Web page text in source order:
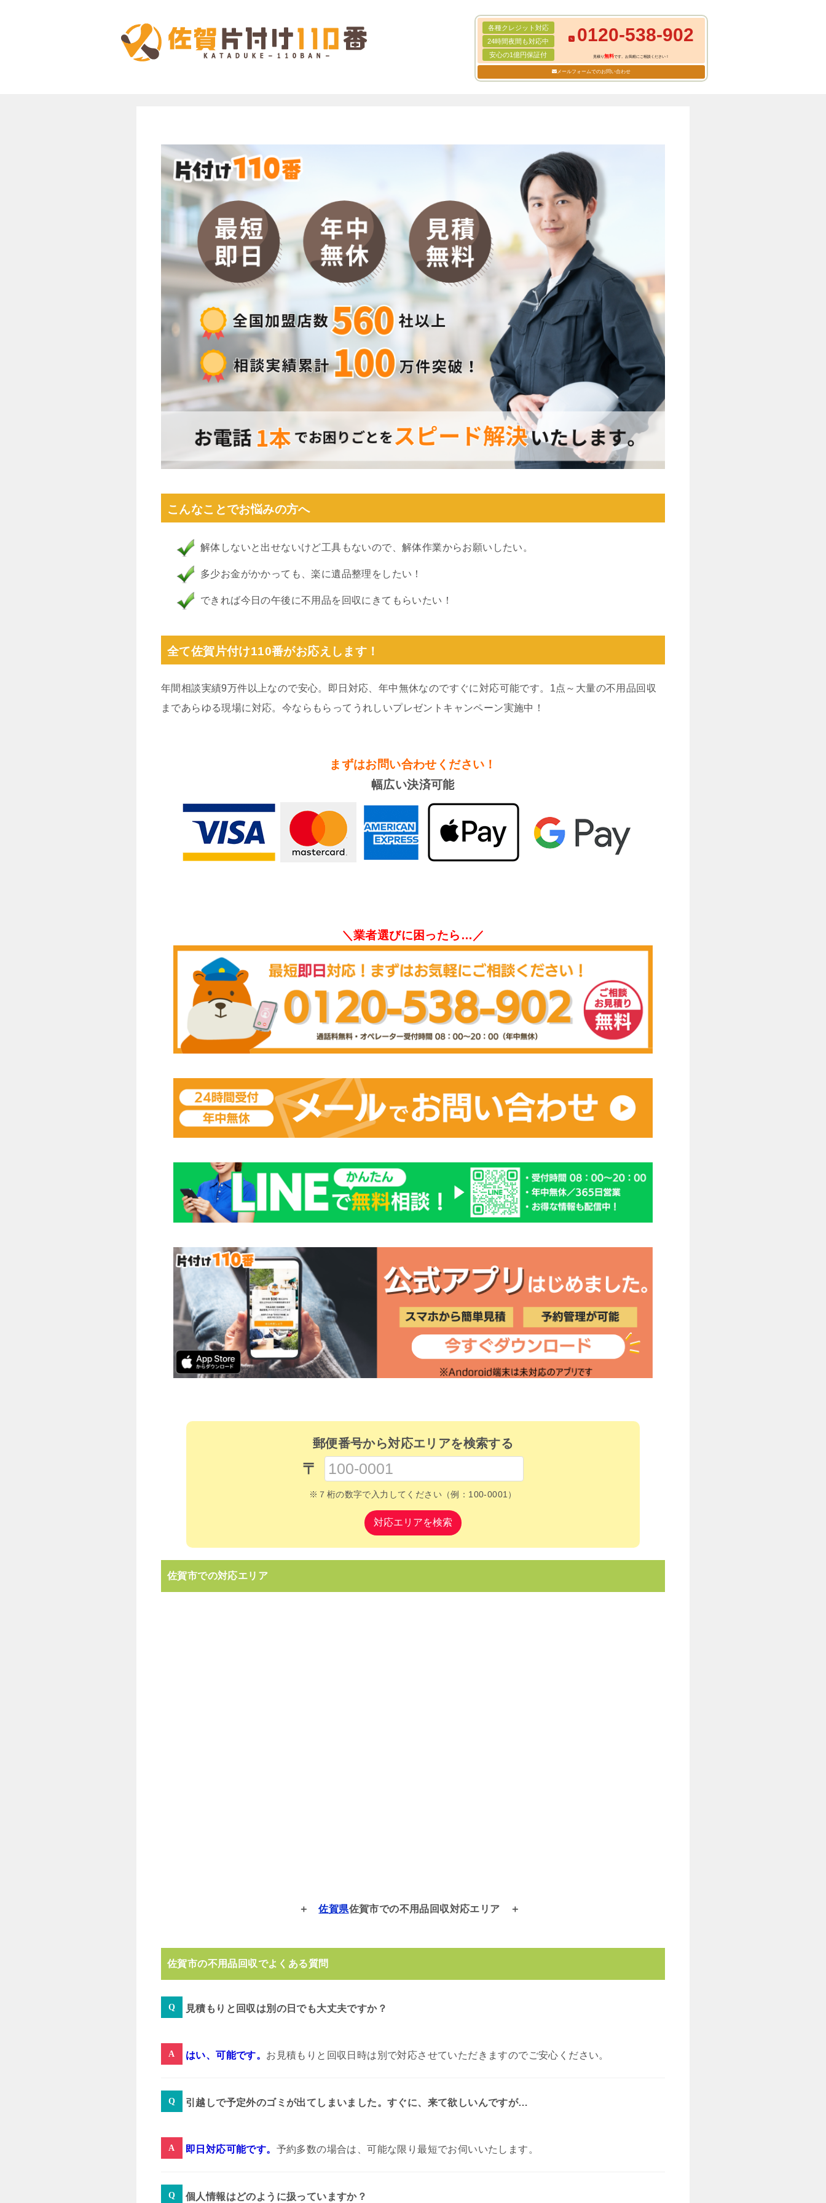
各種クレジット対応
24時間夜間も対応中
安心の1億円保証付
0120-538-902
見積り無料です。お気軽にご相談ください！
メールフォームでのお問い合わせ
こんなことでお悩みの方へ
解体しないと出せないけど工具もないので、解体作業からお願いしたい。
多少お金がかかっても、楽に遺品整理をしたい！
できれば今日の午後に不用品を回収にきてもらいたい！
全て佐賀片付け110番がお応えします！
年間相談実績9万件以上なので安心。即日対応、年中無休なのですぐに対応可能です。1点～大量の不用品回収
まであらゆる現場に対応。今ならもらってうれしいプレゼントキャンペーン実施中！
まずはお問い合わせください！
幅広い決済可能
＼業者選びに困ったら…／
郵便番号から対応エリアを検索する
〒
※７桁の数字で入力してください（例：100-0001）
対応エリアを検索
佐賀市での対応エリア
佐賀県佐賀市での不用品回収対応エリア
佐賀市の不用品回収でよくある質問
見積もりと回収は別の日でも大丈夫ですか？
はい、可能です。 お見積もりと回収日時は別で対応させていただきますのでご安心ください。
引越しで予定外のゴミが出てしまいました。すぐに、来て欲しいんですが…
即日対応可能です。 予約多数の場合は、可能な限り最短でお伺いいたします。
個人情報はどのように扱っていますか？